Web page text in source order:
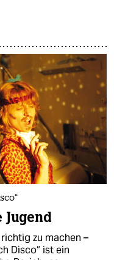
zu machen –
Disco“ ist ein